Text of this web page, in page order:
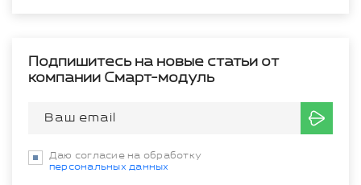
Подпишитесь на новые статьи от
компании Смарт-модуль
Даю согласие на обработку
персональных данных